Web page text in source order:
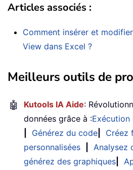
Articles associés :
Comment insérer et
View dans Excel ?
Meilleurs outils de
🤖 Kutools IA Aide:
données grâce à :
Générez du code
Créez
personnalisées
Analysez
générez des graphiques